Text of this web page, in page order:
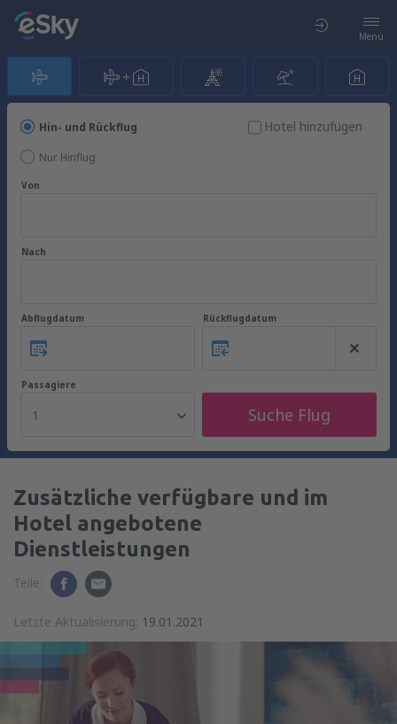
Menü
Hin- und Rückflug
Nur Hinflug
Hotel hinzufügen
Von
Nach
Abflugdatum Rückflugdatum
Passagiere
1 Suche Flug
Zusätzliche verfügbare und im
Hotel angebotene
Dienstleistungen
Teile:
Letzte Aktualisierung: 19.01.2021